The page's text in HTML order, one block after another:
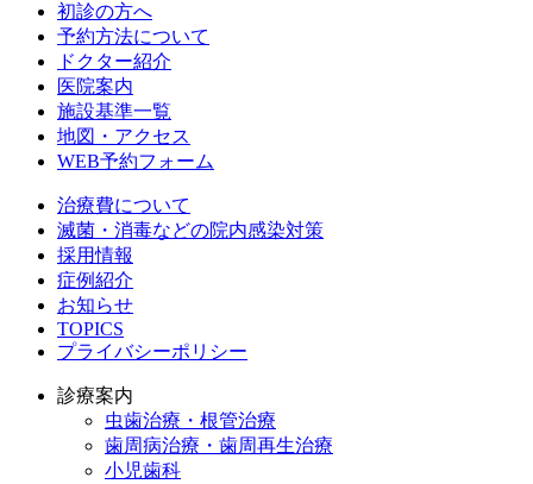
初診の方へ
予約方法について
ドクター紹介
医院案内
施設基準一覧
地図・アクセス
WEB予約フォーム
治療費について
滅菌・消毒などの院内感染対策
採用情報
症例紹介
お知らせ
TOPICS
プライバシーポリシー
診療案内
虫歯治療・根管治療
歯周病治療・歯周再生治療
小児歯科